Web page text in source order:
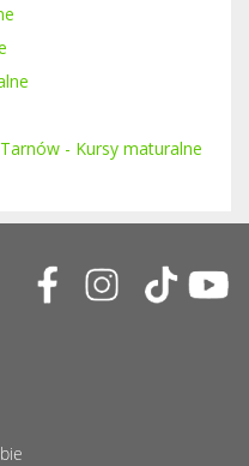
Tarnów - Kursy maturalne